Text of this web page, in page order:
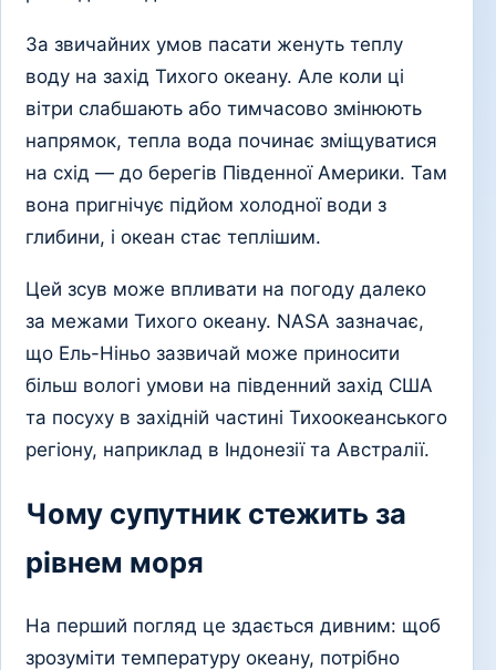
За звичайних умов пасати женуть теплу
воду на захід Тихого океану. Але коли ці
вітри слабшають або тимчасово змінюють
напрямок, тепла вода починає зміщуватися
на схід — до берегів Південної Америки. Там
вона пригнічує підйом холодної води з
глибини, і океан стає теплішим.
Цей зсув може впливати на погоду далеко
за межами Тихого океану. NASA зазначає,
що Ель-Ніньо зазвичай може приносити
більш вологі умови на південний захід США
та посуху в західній частині Тихоокеанського
регіону, наприклад в Індонезії та Австралії.
Чому супутник стежить за
рівнем моря
На перший погляд це здається дивним: щоб
зрозуміти температуру океану, потрібно